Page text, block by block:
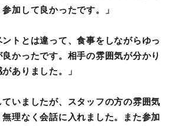
加して良かったです。」
ントとは違って、食事をしながらゆっ
良かったです。相手の雰囲気が分かり
ありました。」
ていましたが、スタッフの方の雰囲気
理なく会話に入れました。また参加